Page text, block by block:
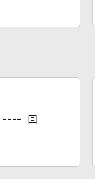
---- 回
----